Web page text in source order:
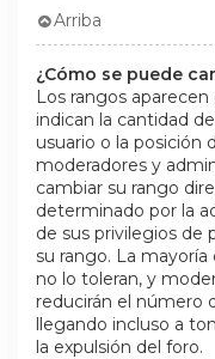
Arriba
¿Cómo se puede
Los rangos
indican la cantidad
usuario o la posición
moderadores y
cambiar su rango
determinado por la
de sus privilegios de
su rango. La
no lo toleran, y
reducirán el número
llegando incluso a
la expulsión del foro.